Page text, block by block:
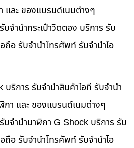
และ ของแบรนด์เนมต่างๆ
จำนำกระเป๋าวิตตอง บริการ รับ
ถือ รับจำนำโทรศัพท์ รับจำนำไอ
ริการ รับจำนำสินค้าไอที รับจำนำ
า และ ของแบรนด์เนมต่างๆ
จำนำนาฬิกา G Shock บริการ รับ
ถือ รับจำนำโทรศัพท์ รับจำนำไอ